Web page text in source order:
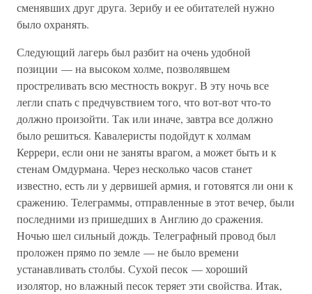
сменявших друг друга. Зерибу и ее обитателей нужно
было охранять.
Следующий лагерь был разбит на очень удобной
позиции — на высоком холме, позволявшем
простреливать всю местность вокруг. В эту ночь все
легли спать с предчувствием того, что вот-вот что-то
должно произойти. Так или иначе, завтра все должно
было решиться. Кавалеристы подойдут к холмам
Керрери, если они не заняты врагом, а может быть и к
стенам Омдурмана. Через несколько часов станет
известно, есть ли у дервишей армия, и готовятся ли они к
сражению. Телеграммы, отправленные в этот вечер, были
последними из пришедших в Англию до сражения.
Ночью шел сильный дождь. Телеграфный провод был
проложен прямо по земле — не было времени
устанавливать столбы. Сухой песок — хороший
изолятор, но влажный песок теряет эти свойства. Итак,